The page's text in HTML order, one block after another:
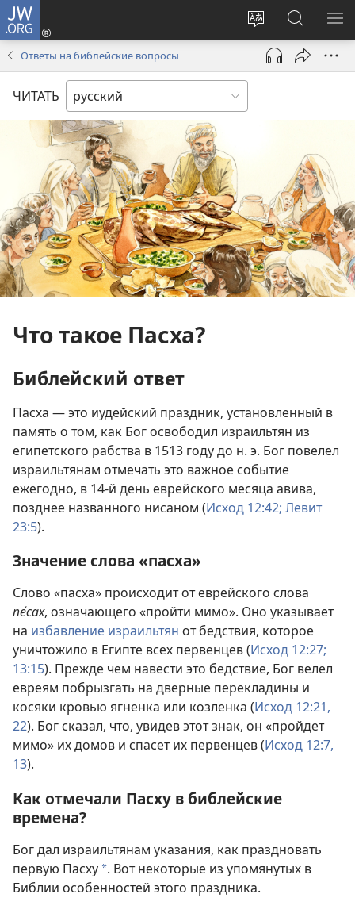
JW.ORG
Изменить
язык
сайта
Войти
(открывается
новом
окне)
Поиск
по
jw.org
Ответы на библейские вопросы
ЧИТАТЬ
Что такое Пасха?
Библейский ответ
Пасха — это иудейский праздник, установленный в
память о том, как Бог освободил израильтян из
египетского рабства в 1513 году до н. э. Бог повелел
израильтянам отмечать это важное событие
ежегодно, в 14-й день еврейского месяца авива,
позднее названного нисаном (Исход 12:42; Левит
23:5).
Значение слова «пасха»
Слово «пасха» происходит от еврейского слова
пе́сах, означающего «пройти мимо». Оно указывает
на избавление израильтян от бедствия, которое
уничтожило в Египте всех первенцев (Исход 12:27;
13:15). Прежде чем навести это бедствие, Бог велел
евреям побрызгать на дверные перекладины и
косяки кровью ягненка или козленка (Исход 12:21,
22). Бог сказал, что, увидев этот знак, он «пройдет
мимо» их домов и спасет их первенцев (Исход 12:7,
13).
Как отмечали Пасху в библейские
времена?
Бог дал израильтянам указания, как праздновать
первую Пасху a. Вот некоторые из упомянутых в
Библии особенностей этого праздника.